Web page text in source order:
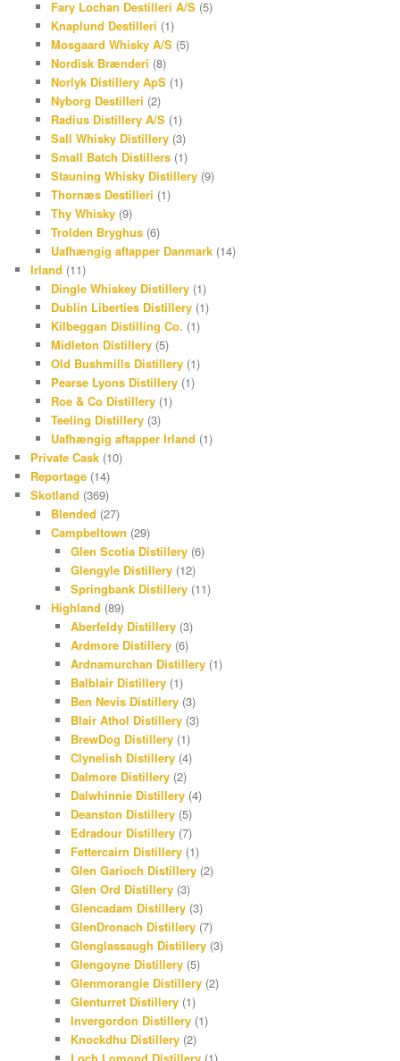
Fary Lochan Destilleri A/S(5)
Knaplund Destilleri (1)
Mosgaard Whisky A/S(5)
Nordisk Brænderi (8)
Norlyk Distillery ApS(1)
Nyborg Destilleri (2)
Radius Distillery A/S(1)
Sall Whisky Distillery(3)
Small Batch Distillers(1)
Stauning Whisky Distillery(9)
Thornæs Destilleri (1)
Thy Whisky(9)
Trolden Bryghus(6)
Uafhængig aftapper Danmark(14)
Irland (11)
Dingle Whiskey Distillery(1)
Dublin Liberties Distillery(1)
Kilbeggan Distilling Co. (1)
Midleton Distillery(5)
Old Bushmills Distillery(1)
Pearse Lyons Distillery(1)
Roe & Co Distillery(1)
Teeling Distillery(3)
Uafhængig aftapper Irland (1)
Private Cask (10)
Reportage (14)
Skotland (369)
Blended (27)
Campbeltown (29)
Glen Scotia Distillery (6)
Glengyle Distillery (12)
Springbank Distillery (11)
Highland (89)
Aberfeldy Distillery (3)
Ardmore Distillery (6)
Ardnamurchan Distillery (1)
Balblair Distillery (1)
Ben Nevis Distillery (3)
Blair Athol Distillery (3)
BrewDog Distillery (1)
Clynelish Distillery (4)
Dalmore Distillery (2)
Dalwhinnie Distillery (4)
Deanston Distillery (5)
Edradour Distillery (7)
Fettercairn Distillery (1)
Glen Garioch Distillery (2)
Glen Ord Distillery (3)
Glencadam Distillery (3)
GlenDronach Distillery (7)
Glenglassaugh Distillery (3)
Glengoyne Distillery (5)
Glenmorangie Distillery (2)
Glenturret Distillery (1)
Invergordon Distillery (1)
Knockdhu Distillery (2)